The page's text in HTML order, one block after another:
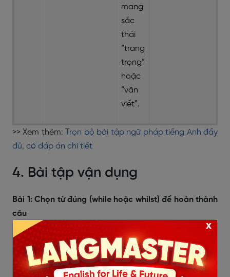
mang
sắc
thái
“trang
trọng”
hoặc
“văn
viết”.
>> Xem thêm:
Trọn bộ bài tập ngữ pháp tiếng Anh đầy
đủ, có đáp án chi tiết
4. Bài tập vận dụng
Bài 1: Chọn từ đúng (while hoặc whilst) để hoàn thành
câu
She was reading a novel _______ the train was
moving.
_______ the weather was cold, they still went
x